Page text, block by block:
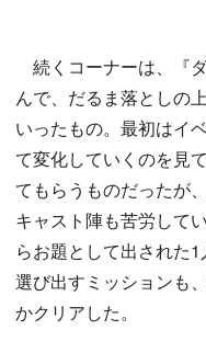
続くコーナーは、『
んで、だるま落としの
いったもの。最初はイ
て変化していくのを見
てもらうものだったが
キャスト陣も苦労して
らお題として出された
選び出すミッションも
かクリアした。